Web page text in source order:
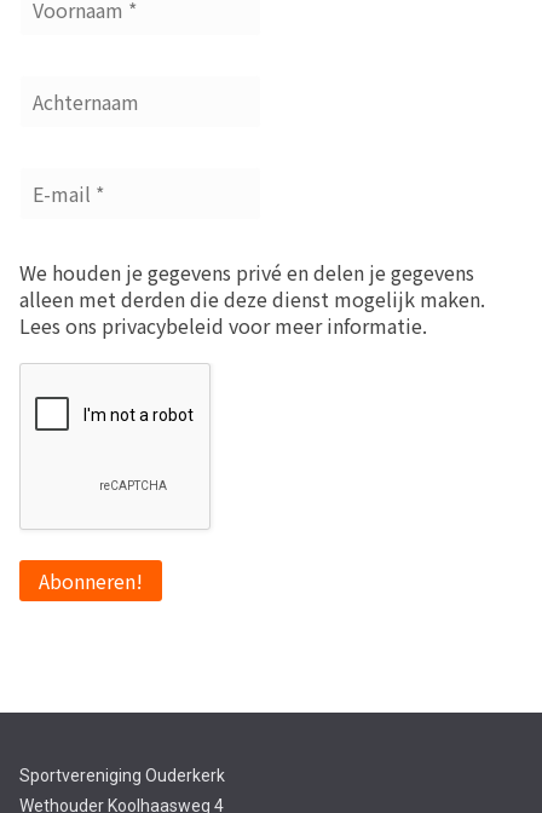
We houden je gegevens privé en delen je gegevens
alleen met derden die deze dienst mogelijk maken.
Lees ons privacybeleid voor meer informatie.
Sportvereniging Ouderkerk
Wethouder Koolhaasweg 4